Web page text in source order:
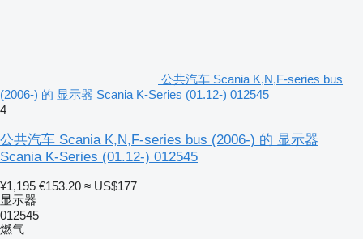
公共汽车 Scania K,N,F-series bus
(2006-) 的 显示器 Scania K-Series (01.12-) 012545
4
公共汽车 Scania K,N,F-series bus (2006-) 的 显示器
Scania K-Series (01.12-) 012545
¥1,195 €153.20 ≈ US$177
显示器
012545
燃气